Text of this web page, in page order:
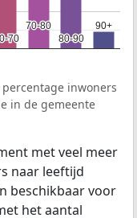
70
70
70-80
70-80
80-90
80-90
90+
90+
inwoners
in de gemeente
met veel meer
naar leeftijd
beschikbaar voor
het aantal